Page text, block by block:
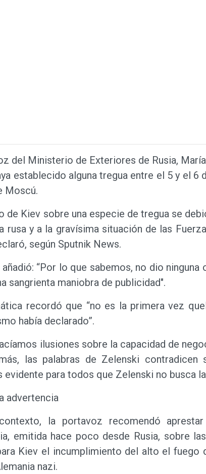
del Ministerio de Exteriores de Rusia,
establecido alguna tregua entre el 5 y el
Moscú.
de Kiev sobre una especie de tregua se
rusa y a la gravísima situación de las
según Sputnik News.
“Por lo que sabemos, no dio
sangrienta maniobra de publicidad".
recordó que “no es la primera vez
había declarado”.
ilusiones sobre la capacidad de
las palabras de Zelenski contradicen
evidente para todos que Zelenski no busca
advertencia
la portavoz recomendó
emitida hace poco desde Rusia, sobre
Kiev el incumplimiento del alto el fuego
nazi.